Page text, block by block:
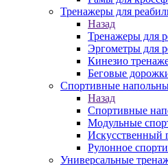
Тренажеры для
Назад
Тренажеры для
Эргометры для
Кинезио
Беговые
Спортивные
Назад
Спортивные
Модульные
Искусственный
Рулонное
Универсальные